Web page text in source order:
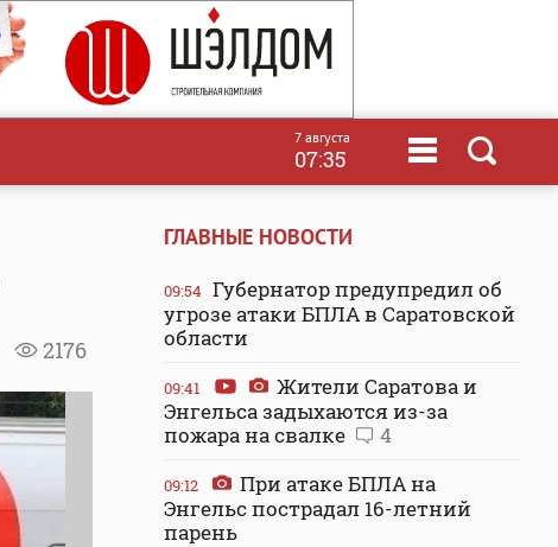
7 августа
07:35
2176
ГЛАВНЫЕ НОВОСТИ
09:54 Губернатор предупредил об
угрозе атаки БПЛА в Саратовской
области
09:41
Жители Саратова и
Энгельса задыхаются из-за
пожара на свалке
4
09:12
При атаке БПЛА на
Энгельс пострадал 16-летний
парень